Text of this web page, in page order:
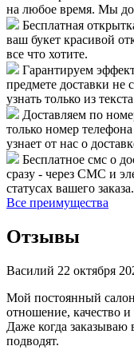
на любое время. Мы
Бесплатная
ваш букет красивой
все что хотите.
Гарантируем
предмете доставки не
узнать только из
Доставляем по
только номер
узнает от нас о
Бесплатное смс о
сразу - через СМС и
статусах вашего заказа.
Все преимущества
Отзывы
Василий 22 октября
Мой постоянный
отношение, качество
Даже когда
подводят.